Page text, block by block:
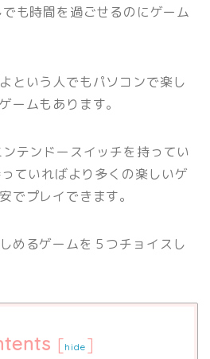
も時間を過ごせるのにゲーム
という人でもパソコンで楽し
ームもあります。
テンドースイッチを持ってい
ていればより多くの楽しいゲ
でプレイできます。
めるゲームを５つチョイスし
[hide ]